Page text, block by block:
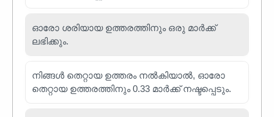
ഓരോ ശരിയായ ഉത്തരത്തിനും ഒരു മാർക്ക്
ലഭിക്കും.
നിങ്ങൾ തെറ്റായ ഉത്തരം നൽകിയാൽ, ഓരോ
തെറ്റായ ഉത്തരത്തിനും 0.33 മാർക്ക് നഷ്ടപ്പെടും.